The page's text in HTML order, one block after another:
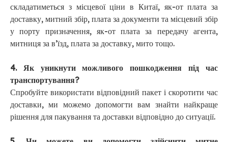
складатиметься з місцевої ціни в Китаї, як-от плата за
доставку, митний збір, плата за документи та місцевий збір
у порту призначення, як-от плата за передачу агента,
митниця за в’їзд, плата за доставку, мито тощо.
4. Як уникнути можливого пошкодження під час
транспортування?
Спробуйте використати відповідний пакет і скоротити час
доставки, ми можемо допомогти вам знайти найкраще
рішення для пакування та доставки відповідно до ситуації.